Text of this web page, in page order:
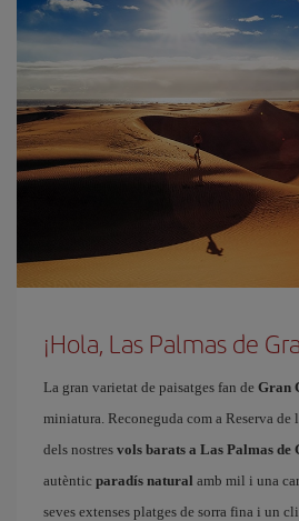
¡Hola, Las Palmas de
La gran varietat de paisatges fan de Gran
miniatura. Reconeguda com a Reserva de
dels nostres vols barats a Las Palmas de
autèntic paradís natural amb mil i una
seves extenses platges de sorra fina i un